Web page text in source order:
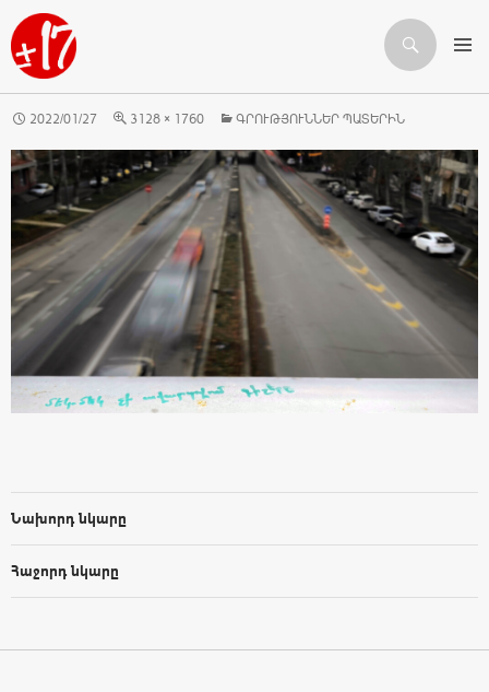
Որոնում
ԱՆՑՆԵԼ ԲՈՎԱՆԴԱԿՈՒԹՅԱՆԸ
2022/01/27 3128 × 1760 ԳՐՈՒԹՅՈՒՆՆԵՐ ՊԱՏԵՐԻՆ
Նախորդ նկարը
Հաջորդ նկարը